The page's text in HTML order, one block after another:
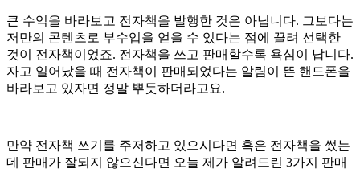
큰 수익을 바라보고 전자책을 발행한 것은 아닙니다. 그보다는
저만의 콘텐츠로 부수입을 얻을 수 있다는 점에 끌려 선택한
것이 전자책이었죠. 전자책을 쓰고 판매할수록 욕심이 납니다.
자고 일어났을 때 전자책이 판매되었다는 알림이 뜬 핸드폰을
바라보고 있자면 정말 뿌듯하더라고요.
만약 전자책 쓰기를 주저하고 있으시다면 혹은 전자책을 썼는
데 판매가 잘되지 않으신다면 오늘 제가 알려드린 3가지 판매